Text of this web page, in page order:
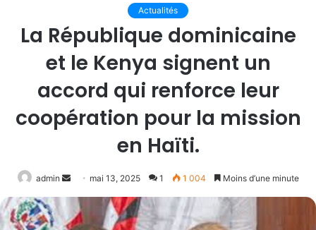
Actualités
La République dominicaine
et le Kenya signent un
accord qui renforce leur
coopération pour la mission
en Haïti.
admin
Envoyer
un
courriel
mai 13, 2025 1 1 004 Moins d’une minute